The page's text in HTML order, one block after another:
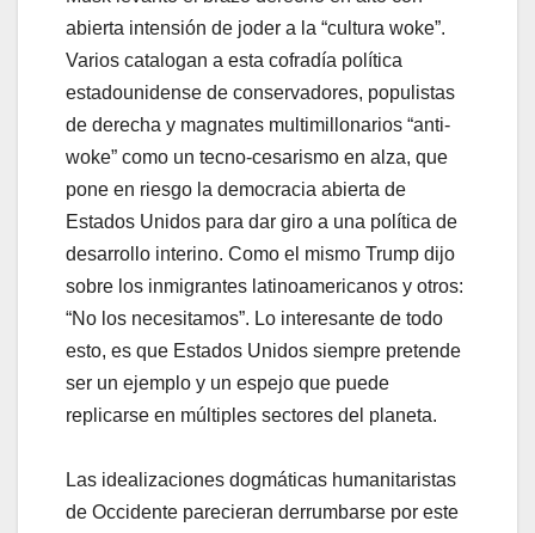
abierta intensión de joder a la “cultura woke”.
Varios catalogan a esta cofradía política
estadounidense de conservadores, populistas
de derecha y magnates multimillonarios “anti-
woke” como un tecno-cesarismo en alza, que
pone en riesgo la democracia abierta de
Estados Unidos para dar giro a una política de
desarrollo interino. Como el mismo Trump dijo
sobre los inmigrantes latinoamericanos y otros:
“No los necesitamos”. Lo interesante de todo
esto, es que Estados Unidos siempre pretende
ser un ejemplo y un espejo que puede
replicarse en múltiples sectores del planeta.
Las idealizaciones dogmáticas humanitaristas
de Occidente parecieran derrumbarse por este